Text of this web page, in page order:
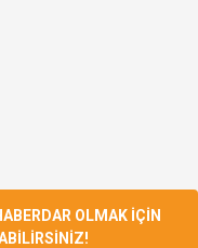
OLMAK İÇİN